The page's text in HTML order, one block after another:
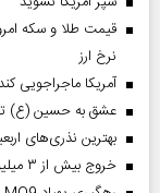
نرخ ارز
آمریکا ماجراجویی
عشق به حسین (ع)
بهترین نذری‌های
خروج بیش از ۳ میلیون زائر از تمام مرز‌های کشور